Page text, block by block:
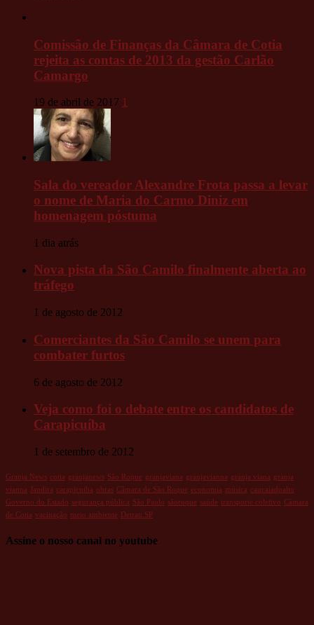
Comissão de Finanças da Câmara de Cotia
rejeita as contas de 2013 da gestão Carlão
Camargo
19 de abril de 2017 1
Sala do vereador Alexandre Frota passa a levar
o nome de Maria do Carmo Diniz em
homenagem póstuma
1 dia atrás
Nova pista da São Camilo finalmente aberta ao
tráfego
1 de agosto de 2012
Comerciantes da São Camilo se unem para
combater furtos
6 de agosto de 2012
Veja como foi o debate entre os candidatos de
Carapicuíba
1 de setembro de 2012
Granja News cotia granjanews São Roque granjaviana granjavianna granja viana granja
vianna
Jandira carapicuiba obras Câmara de São Roque economia música caucaiadoalto
Governo do Estado segurança pública São Paulo sãoroque saúde transporte coletivo Câmara
de Cotia vacinação meio ambiente Detran.SP
Assine o nosso canal no youtube